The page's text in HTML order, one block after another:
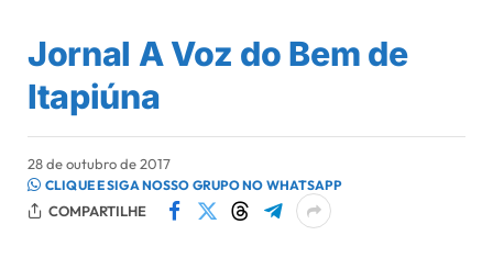
Jornal A Voz do Bem de
Itapiúna
28 de outubro de 2017
CLIQUE E SIGA NOSSO GRUPO NO WHATSAPP
COMPARTILHE